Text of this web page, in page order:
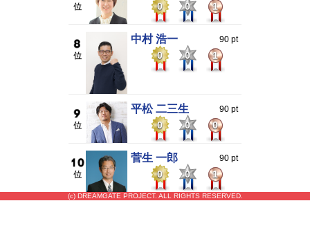
0 0 1
中村 浩一 90 pt
0 0 1
平松 二三生 90 pt
0 0 0
菅生 一郎 90 pt
0 0 1
(c) DREAMGATE PROJECT. ALL RIGHTS RESERVED.